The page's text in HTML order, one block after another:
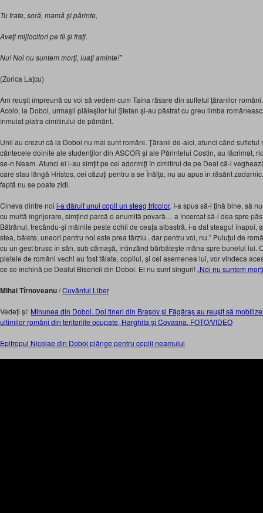
Tu frate, soră, mamă şi părinte,
Aveţi mijlocitori pe fii şi fraţi.
Nu! Noi nu suntem morţi, luaţi aminte!”
(Zorica Laţcu)
Am reuşit împreună cu voi să vedem cum Taina răsare din sufletul ţăranilor
Acolo, la Doboi, urmaşii plăieşilor lui Ştefan şi-au păstrat cu greu limba
înmuiat piatra cimitirului de pământ.
Unii au crezut că la Doboi nu mai sunt români. Ţăranii de-aici, atunci când sufletul
cântecele doinite ale studenţilor din ASCOR şi ale Părintelui Costin, au lăcrimat,
se-n Neam. Atunci ei i-au simţit pe cei adormiţi în cimitirul de pe Deal că-i
care stau lângă Hristos, cei căzuţi pentru a se Înălţa, nu au apus în răsărit
faptă nu se poate zidi.
Cineva dintre noi i-a dăruit unui copil un steag tricolor. I-a spus să-l ţină bine, să
cu multă îngrijorare, simţind parcă o anumită povară… a încercat să-l dea spre
Bătrânul, trecându-şi mâinile peste ochii de ceaţa albastră, i-a dat steagul înapoi,
stea, băiete, uneori pentru noi este prea târziu.. dar pentru voi, nu.” Puiuţul de
cu un gest brusc în sân, sub cămaşă, întinzând bărbăteşte mâna spre bunelul lui.
pletele de români vechi au fost tăiate, copilul, şi cei asemenea lui, vor vindeca
ce se închină pe Dealul Bisericii din Doboi. Ei nu sunt singuri! „Noi nu suntem
Mihai Tîrnoveanu/Cuvântul Liber
Vedeţi şi: Minunea din Doboi. Doi tineri din Braşov şi Făgăraş au reuşit să
ultimilor români din teritoriile ocupate, Harghita şi Covasna. FOTO/VIDEO
Epitropul Nicolae din Doboi plânge pentru copiii neamului